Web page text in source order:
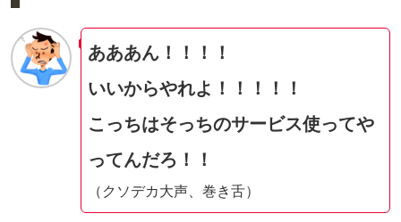
あああん！！！！
いいからやれよ！！！！！
こっちはそっちのサービス使ってや
ってんだろ！！
（クソデカ大声、巻き舌）